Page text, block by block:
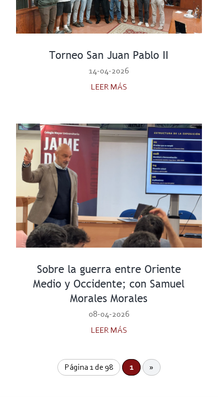
Torneo San Juan Pablo II
14-04-2026
LEER MÁS
Sobre la guerra entre Oriente
Medio y Occidente; con Samuel
Morales Morales
08-04-2026
LEER MÁS
Página 1 de 98 1 »